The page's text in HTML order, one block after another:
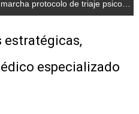
“Ríe 2026” recorre las
realizó una jornada
gratuito de electrónica
grado para promover el
de triaje psicosocial para atender a rescatistas
estratégicas,
especializado